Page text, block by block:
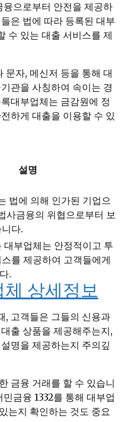
으로부터 안전을 제공하
은 법에 따라 등록된 대부
수 있는 대출 서비스를 제
문자, 메신저 등을 통해 대
관을 사칭하여 속이는 경
대부업체는 금감원에 정
하게 대출을 이용할 수 있
설명
법에 의해 인가된 기업으
사금융의 위협으로부터 보
다.
대부업체는 안정적이고 투
를 제공하여 고객들에게
.
상세정보
, 고객들은 그들의 신용과
출 상품을 제공해주는지,
명을 제공하는지 주의깊
금융 거래를 할 수 있습니
금융 1332를 통해 대부업
는지 확인하는 것도 중요